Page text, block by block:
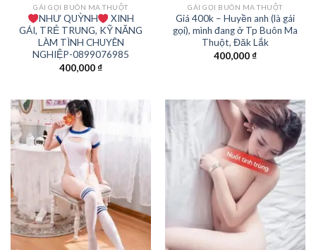
GÁI GỌI BUÔN MA THUỘT
NHƯ QUỲNH
XINH
GÁI, TRẺ TRUNG, KỸ NĂNG
LÀM TÌNH CHUYÊN
NGHIỆP-0899076985
400,000₫
GÁI GỌI BUÔN MA THUỘT
Giá 400k – Huyền anh (là gái
gọi), mình đang ở Tp Buôn Ma
Thuột, Đăk Lắk
400,000₫